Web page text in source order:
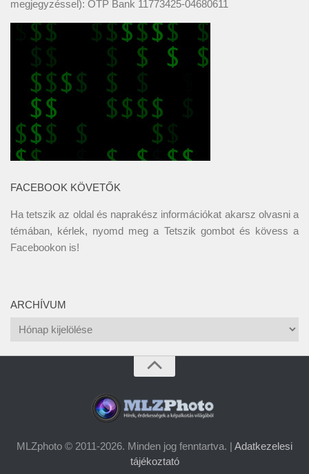
megjegyzéssel): OTP Bank 11773425-04680611
FACEBOOK KÖVETŐK
Ha tetszik az oldal és naprakész információkat akarsz olvasni a
témában, kérlek, nyomd meg a Tetszik gombot és kövess a
Facebookon is!
ARCHÍVUM
Archívum
MLZphoto © 2011-2026. Minden jog fenntartva. | Adatkezelesi
tájékoztató